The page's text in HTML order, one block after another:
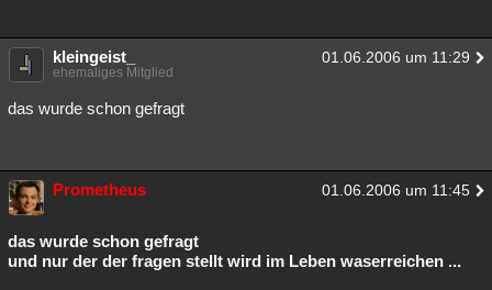
kleingeist_ 01.06.2006 um 11:29
ehemaliges Mitglied
das wurde schon gefragt
Prometheus 01.06.2006 um 11:45
das wurde schon gefragt
und nur der der fragen stellt wird im Leben waserreichen ...